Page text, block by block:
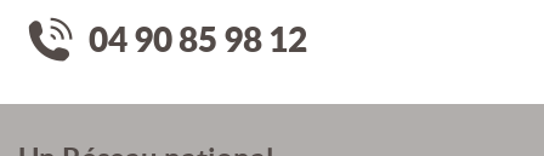
04 90 85 98 12